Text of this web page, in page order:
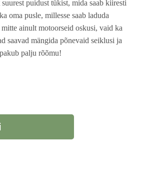
puidust tükist, mida saab kiiresti
oma pusle, millesse saab laduda
ainult motoorseid oskusi, vaid ka
saavad mängida põnevaid seiklusi ja
palju rõõmu!